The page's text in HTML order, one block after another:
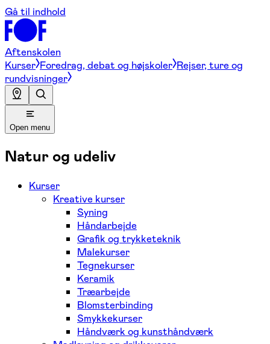
Gå til indhold
Aftenskolen
Kurser Foredrag, debat og højskoler Rejser, ture og
rundvisninger
Open menu
Natur og udeliv
Kurser
Kreative kurser
Syning
Håndarbejde
Grafik og trykketeknik
Malekurser
Tegnekurser
Keramik
Træarbejde
Blomsterbinding
Smykkekurser
Håndværk og kunsthåndværk